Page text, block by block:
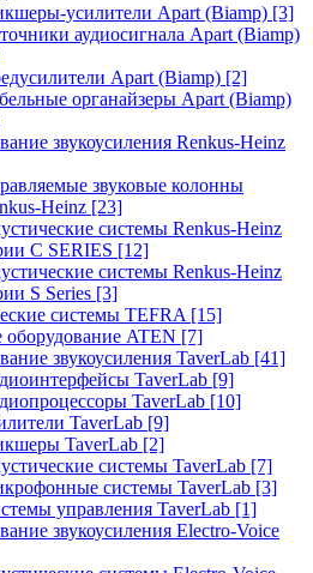
усилители Apart (Biamp) [3]
аудиосигнала Apart (Biamp)
Apart (Biamp) [2]
органайзеры Apart (Biamp)
звукоусиления Renkus-Heinz
звуковые колонны
Heinz [23]
системы Renkus-Heinz
C SERIES [12]
системы Renkus-Heinz
S Series [3]
системы TEFRA [15]
оборудование ATEN [7]
звукоусиления TaverLab [41]
TaverLab [9]
TaverLab [10]
TaverLab [9]
TaverLab [2]
системы TaverLab [7]
системы TaverLab [3]
управления TaverLab [1]
звукоусиления Electro-Voice